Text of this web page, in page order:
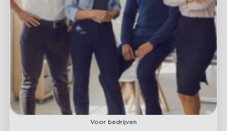
Voor bedrijven